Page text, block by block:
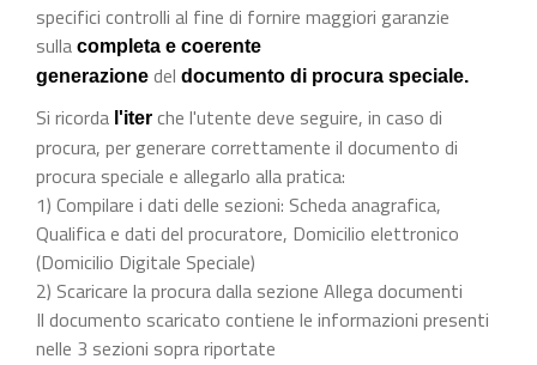
specifici controlli al fine di fornire maggiori garanzie
sulla completa e coerente
generazione del documento di procura speciale.
Si ricorda l'iter che l'utente deve seguire, in caso di
procura, per generare correttamente il documento di
procura speciale e allegarlo alla pratica:
1) Compilare i dati delle sezioni: Scheda anagrafica,
Qualifica e dati del procuratore, Domicilio elettronico
(Domicilio Digitale Speciale)
2) Scaricare la procura dalla sezione Allega documenti
Il documento scaricato contiene le informazioni presenti
nelle 3 sezioni sopra riportate